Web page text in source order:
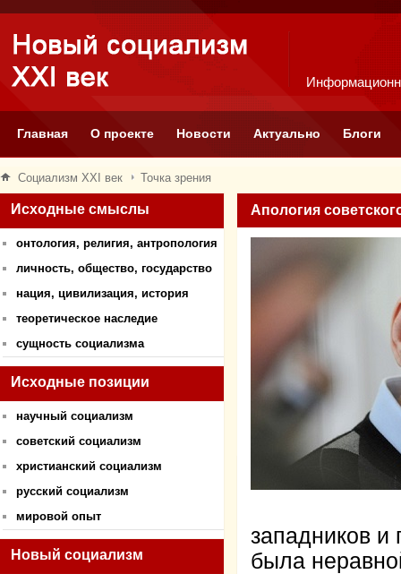
Главная О проекте Новости Актуально Блоги
Социализм XXI век Точка зрения
Исходные смыслы
онтология, религия, антропология
личность, общество, государство
нация, цивилизация, история
теоретическое наследие
сущность социализма
Исходные позиции
научный социализм
советский социализм
христианский социализм
русский социализм
мировой опыт
Новый социализм
Апология
западников и
была